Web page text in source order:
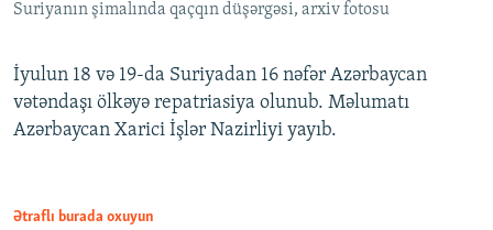
Suriyanın şimalında qaçqın düşərgəsi, arxiv fotosu
İyulun 18 və 19-da Suriyadan 16 nəfər Azərbaycan
vətəndaşı ölkəyə repatriasiya olunub. Məlumatı
Azərbaycan Xarici İşlər Nazirliyi yayıb.
Ətraflı burada oxuyun